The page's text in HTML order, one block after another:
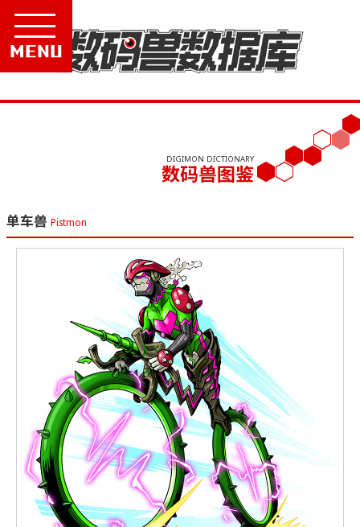
DIGIMON DICTIONARY
数码兽图鉴
单车兽 Pistmon